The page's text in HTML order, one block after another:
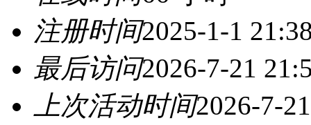
注册时间2025-1-1
最后访问2026-7-21
上次活动时间2026-7-